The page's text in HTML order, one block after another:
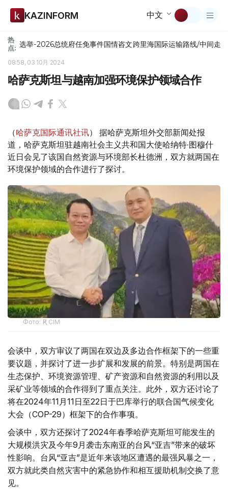
KAZINFORM 中文
热
点: 选举-2026总统府任免事件国情咨文跨里海国际运输路线/中间走廊
08:58, 03 10月 2024
哈萨克斯坦与越南加强环境保护领域合作
（哈萨克国际通讯社讯） 据哈萨克斯坦外交部新闻处报
道，哈萨克斯坦驻越南社会主义共和国大使哈纳特·图穆什
近日会见了该国自然资源与环境部长杜德洲，双方就两国在
环境保护领域的合作进行了探讨。
Фото: ҚР СІМ
会谈中，双方审议了两国在双边及多边合作框架下的一些重
要议题，并探讨了进一步扩展和发展的前景。特别是两国在
生态保护、环境资源管理、矿产资源和自然资源的利用以及
采矿业等领域的合作得到了重点关注。此外，双方还讨论了
将在2024年11月11日至22日于巴库举行的联合国气候变化
大会（COP-29）框架下的合作事项。
会谈中，双方还探讨了2024年春季哈萨克斯坦可能发生的
大规模洪灾及今年9月袭击东南亚的台风“亚吉”带来的破坏
性影响。台风“亚吉”是近年来该地区遭遇的最强风暴之一，
双方就此类自然灾害中的紧急协作和相互援助机制交换了意
见。